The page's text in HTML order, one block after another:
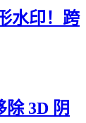
水印！跨
3D 阴